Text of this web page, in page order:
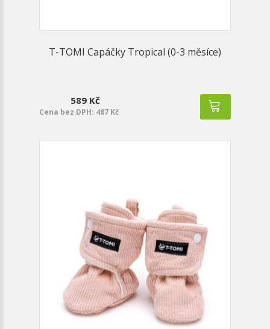
T-TOMI Capáčky Tropical (0-3 měsíce)
589 Kč
Cena bez DPH: 487 Kč